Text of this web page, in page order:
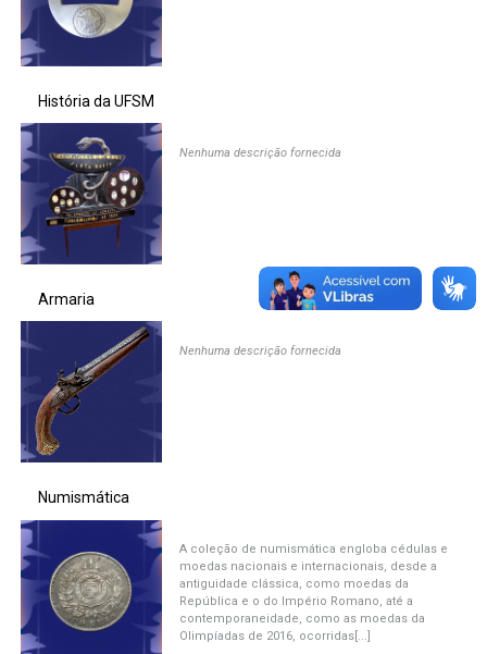
História da UFSM
Nenhuma descrição fornecida
Armaria
Nenhuma descrição fornecida
Numismática
A coleção de numismática engloba cédulas e
moedas nacionais e internacionais, desde a
antiguidade clássica, como moedas da
República e o do Império Romano, até a
contemporaneidade, como as moedas da
Olimpíadas de 2016, ocorridas[...]